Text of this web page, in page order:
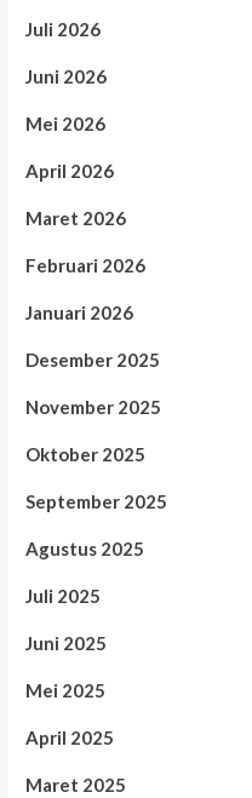
Juli 2026
Juni 2026
Mei 2026
April 2026
Maret 2026
Februari 2026
Januari 2026
Desember 2025
November 2025
Oktober 2025
September 2025
Agustus 2025
Juli 2025
Juni 2025
Mei 2025
April 2025
Maret 2025